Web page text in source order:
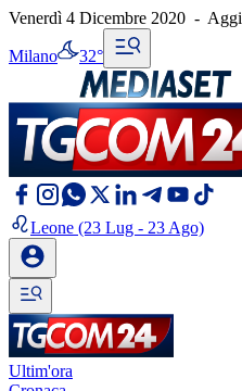
Venerdì 4 Dicembre 2020 -
Milano 32°
Leone (23 Lug - 23 Ago)
Ultim'ora